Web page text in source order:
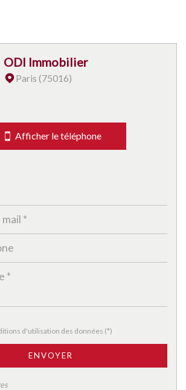
locataires)
40,33 %
ODI Immobilier
Paris (75016)
Afficher le téléphone
d'utilisation des données (*)
ENVOYER